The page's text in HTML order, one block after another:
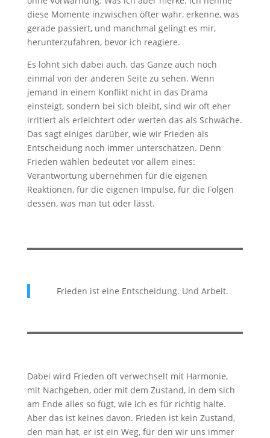
diese Momente inzwischen öfter wahr, erkenne, was
gerade passiert, und manchmal gelingt es mir,
herunterzufahren, bevor ich reagiere.
Es lohnt sich dabei auch, das Ganze auch noch
einmal von der anderen Seite zu sehen. Wenn
jemand in einem Konflikt nicht in das Drama
einsteigt, sondern bei sich bleibt, sind wir oft eher
irritiert als erleichtert oder werten das als Schwäche.
Das sagt einiges darüber, wie wir Frieden als
Entscheidung noch immer unterschätzen. Denn
Frieden wählen bedeutet vor allem eines:
Verantwortung übernehmen für die eigenen
Reaktionen, für die eigenen Impulse, für die Folgen
dessen, was man tut oder lässt.
Frieden ist eine Entscheidung. Und Arbeit.
Dabei wird Frieden oft verwechselt mit Harmonie,
mit Nachgeben, oder mit dem Zustand, in dem sich
am Ende alles so fügt, wie ich es für richtig halte.
Aber das ist keines davon. Frieden ist kein Zustand,
den man hat, er ist ein Weg, für den wir uns immer